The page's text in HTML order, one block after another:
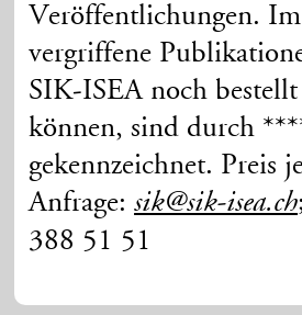
Veröffentlichungen.
vergriffene
SIK-ISEA noch
können, sind durch
gekennzeichnet. Preis
Anfrage:sik@sik-isea.ch
388 51 51